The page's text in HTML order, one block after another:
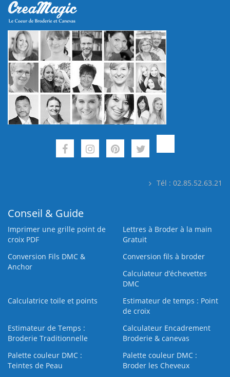
Tél : 02.85.52.63.21
Conseil & Guide
Imprimer une grille point de
croix PDF
Lettres à Broder à la main
Gratuit
Conversion Fils DMC &
Anchor
Conversion fils à broder
Calculateur d’échevettes
DMC
Calculatrice toile et points
Estimateur de temps : Point
de croix
Estimateur de Temps :
Broderie Traditionnelle
Calculateur Encadrement
Broderie & canevas
Palette couleur DMC :
Teintes de Peau
Palette couleur DMC :
Broder les Cheveux